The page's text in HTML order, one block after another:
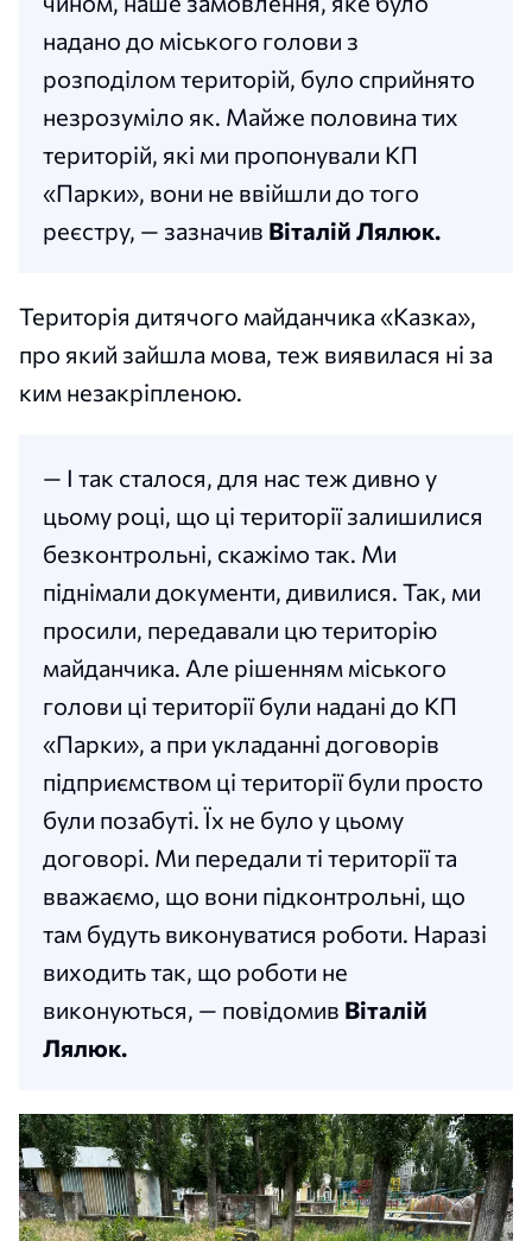
надано до міського голови з
розподілом територій, було сприйнято
незрозуміло як. Майже половина тих
територій, які ми пропонували КП
«Парки», вони не ввійшли до того
реєстру, — зазначив Віталій Лялюк.
Територія дитячого майданчика «Казка»,
про який зайшла мова, теж виявилася ні за
ким незакріпленою.
— І так сталося, для нас теж дивно у
цьому році, що ці території залишилися
безконтрольні, скажімо так. Ми
піднімали документи, дивилися. Так, ми
просили, передавали цю територію
майданчика. Але рішенням міського
голови ці території були надані до КП
«Парки», а при укладанні договорів
підприємством ці території були просто
були позабуті. Їх не було у цьому
договорі. Ми передали ті території та
вважаємо, що вони підконтрольні, що
там будуть виконуватися роботи. Наразі
виходить так, що роботи не
виконуються, — повідомив Віталій
Лялюк.